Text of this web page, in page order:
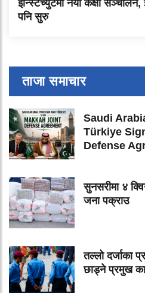
इन्स्टिच्युटमा नयाँ कक्षा सञ्चालन,
पनि सुरु
ताजा समाचार
Saudi
Türkiye
Defense
सुनसरीमा ४
जना पक्राउ
तल्लो दर्जाका
छाड्ने प्रमुख